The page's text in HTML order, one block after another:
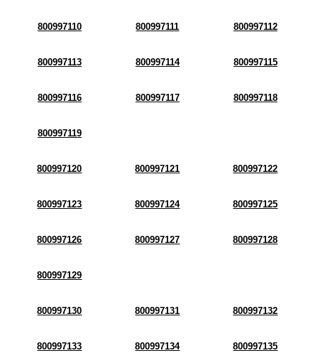
800997110 800997111 800997112
800997113 800997114 800997115
800997116 800997117 800997118
800997119
800997120 800997121 800997122
800997123 800997124 800997125
800997126 800997127 800997128
800997129
800997130 800997131 800997132
800997133 800997134 800997135